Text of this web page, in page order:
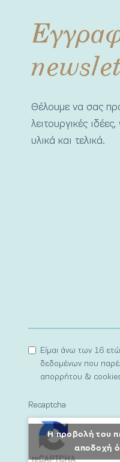
Θέλουμε να σας
λειτουργικές
υλικά και τελικά.
Είμαι άνω των 16
δεδομένων που
απορρήτου &
Recaptcha
Η προβολή του
αποδοχή